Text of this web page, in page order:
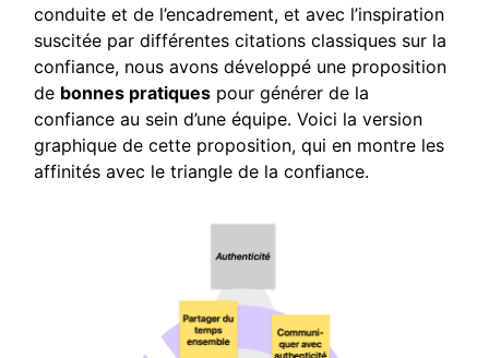
conduite et de l’encadrement, et avec l’inspiration
suscitée par différentes citations classiques sur la
confiance, nous avons développé une proposition
de bonnes pratiques pour générer de la
confiance au sein d’une équipe. Voici la version
graphique de cette proposition, qui en montre les
affinités avec le triangle de la confiance.